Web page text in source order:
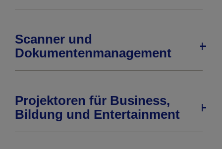
Scanner und
Dokumentenmanagement
Projektoren für Business,
Bildung und Entertainment